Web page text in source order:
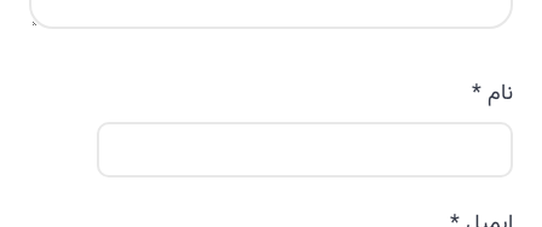
نام*